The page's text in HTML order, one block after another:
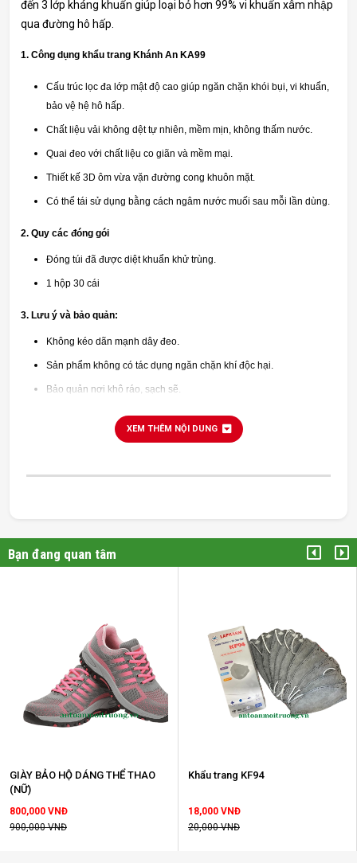
đến 3 lớp kháng khuẩn giúp loại bỏ hơn 99% vi khuẩn xâm nhập
qua đường hô hấp.
1. Công dụng khẩu trang Khánh An KA99
Cấu trúc lọc đa lớp mật độ cao giúp ngăn chặn khói bụi, vi khuẩn,
bảo vệ hệ hô hấp.
Chất liệu vải không dệt tự nhiên, mềm mịn, không thấm nước.
Quai đeo với chất liệu co giãn và mềm mại.
Thiết kế 3D ôm vừa vặn đường cong khuôn mặt.
Có thể tái sử dụng bằng cách ngâm nước muối sau mỗi lần dùng.
2. Quy các đóng gói
Đóng túi đã được diệt khuẩn khử trùng.
1 hộp 30 cái
3. Lưu ý và bảo quản:
Không kéo dãn mạnh dây đeo.
Sản phẩm không có tác dụng ngăn chặn khí độc hại.
Bảo quản nơi khô ráo, sạch sẽ.
XEM THÊM NỘI DUNG
Bạn đang quan tâm
GIÀY BẢO HỘ DÁNG THỂ THAO
(NỮ)
800,000 VNĐ
900,000 VNĐ
Khẩu trang KF94
18,000 VNĐ
20,000 VNĐ